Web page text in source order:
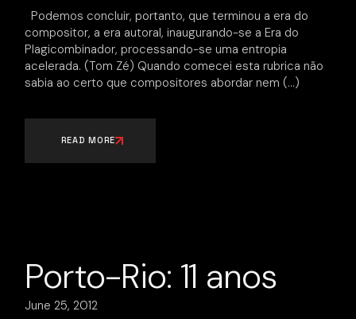
Podemos concluir, portanto, que terminou a era do
compositor, a era autoral, inaugurando-se a Era do
Plagicombinador, processando-se uma entropia
acelerada. (Tom Zé) Quando comecei esta rubrica não
sabia ao certo que compositores abordar nem
READ MORE
Porto-Rio: 11 anos
June 25, 2012